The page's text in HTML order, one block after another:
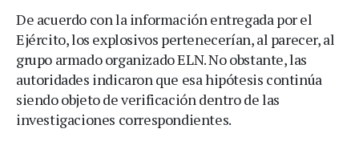
De acuerdo con la información entregada por el
Ejército, los explosivos pertenecerían, al parecer, al
grupo armado organizado ELN. No obstante, las
autoridades indicaron que esa hipótesis continúa
siendo objeto de verificación dentro de las
investigaciones correspondientes.